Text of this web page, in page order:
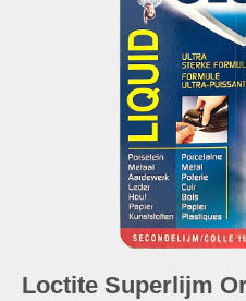
Loctite Superlijm